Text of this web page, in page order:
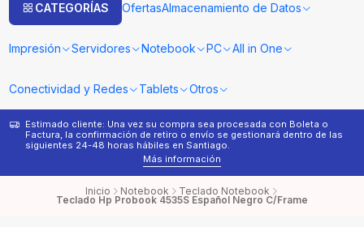
CATEGORÍAS OfertasAlmacenamiento de Datos
Impresión Servidores Notebook PC All in One
Conectividad y Redes Tablets Otros
Estimado cliente: Una vez su compra sea procesada con Boleta o
Factura, la confirmación de retiro o envío se gestionará dentro de las
siguientes 24-48 horas hábiles en Santiago.
Más información
Inicio Notebook Teclado Notebook
Teclado Hp Probook 4535S Español Negro C/Frame